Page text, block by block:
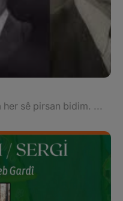
Ez serê we neêşînim, bersiva her sê pirsan bidim. Îro Şakiro ji hemû dengbêjên me yên sax saxtir e, an jî ew ji Şakiro mirîtir in.